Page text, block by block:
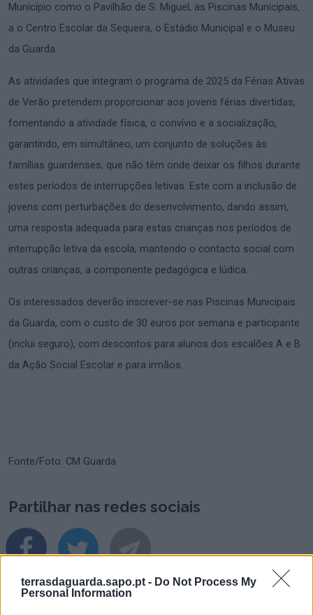
terrasdaguarda.sapo.pt - Do Not Process My
Personal Information
Município como o Pavilhão de S. Miguel, as Piscinas Municipais,
a o Centro Escolar da Sequeira, o Estádio Municipal e o Museu
da Guarda.
As atividades que integram o programa de 2025 da Férias Ativas
de Verão pretendem proporcionar aos jovens férias divertidas,
fomentando a atividade física, o convívio e a socialização,
garantindo, em simultâneo, um conjunto de soluções às
famílias guardenses, que não têm onde deixar os filhos durante
estes períodos de interrupções letivas. Este com a inclusão de
jovens com perturbações do desenvolvimento, dando assim,
uma resposta adequada para estas crianças nos períodos de
interrupção letiva da escola, mantendo o contacto social com
outras crianças, a componente pedagógica e lúdica.
Os interessados deverão inscrever-se nas Piscinas Municipais
da Guarda, com o custo de 30 euros por semana e participante
(inclui seguro), com descontos para alunos dos escalões A e B
da Ação Social Escolar e para irmãos.
Fonte/Foto: CM Guarda
Partilhar nas redes sociais